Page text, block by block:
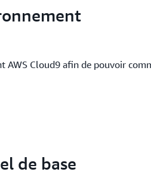
AWS Cloud9 afin de pouvoir
de base